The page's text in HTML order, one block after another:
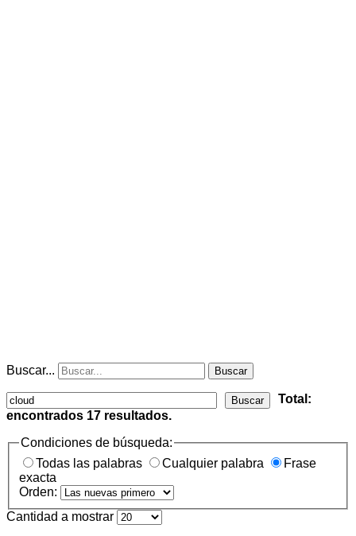
Buscar... Buscar
Buscar
Total:
encontrados 17 resultados.
Condiciones de búsqueda:
Todas las palabras
Cualquier palabra
Frase
exacta
Orden:
Cantidad a mostrar